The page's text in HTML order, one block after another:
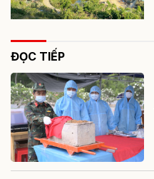
ĐỌC TIẾP